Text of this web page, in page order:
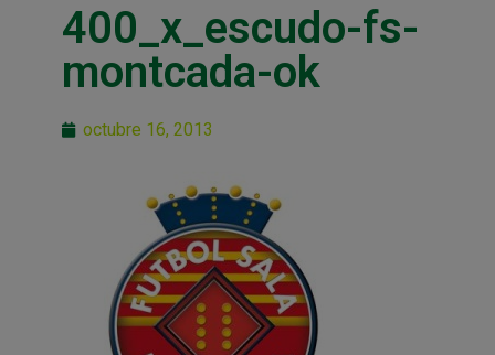
400_x_escudo-fs-
montcada-ok
octubre 16, 2013